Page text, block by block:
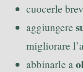
cuocerle
aggiungere
migliorare
abbinarle a